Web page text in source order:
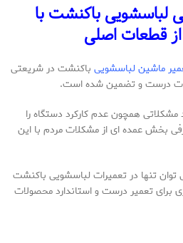
باکنشت با
قطعات اصلی
ماشین لباسشویی باکنشت در شریعتی
درست و تضمین شده است.
همچون عدم کارکرد دستگاه را
بخش عمده ای از مشکلات مردم با این
توان تنها در تعمیرات لباسشویی باکنشت
برای تعمیر درست و استاندارد محصولات